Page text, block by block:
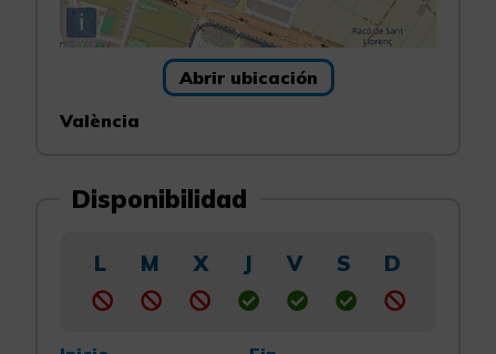
i
Abrir ubicación
València
Disponibilidad
L M X J V S D